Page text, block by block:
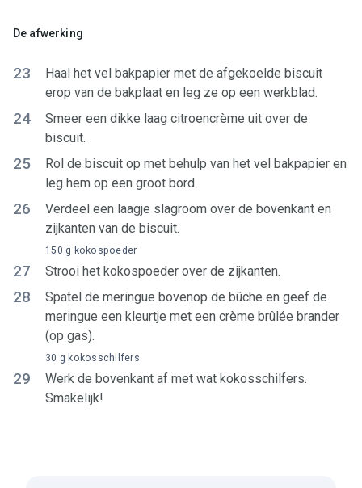
De afwerking
23
Haal het vel bakpapier met de afgekoelde biscuit
erop van de bakplaat en leg ze op een werkblad.
24
Smeer een dikke laag citroencrème uit over de
biscuit.
25
Rol de biscuit op met behulp van het vel bakpapier en
leg hem op een groot bord.
26
Verdeel een laagje slagroom over de bovenkant en
zijkanten van de biscuit.
27 Strooi het kokospoeder over de zijkanten.
150 g kokospoeder
28
Spatel de meringue bovenop de bûche en geef de
meringue een kleurtje met een crème brûlée brander
(op gas).
29
Werk de bovenkant af met wat kokosschilfers.
Smakelijk!
30 g kokosschilfers